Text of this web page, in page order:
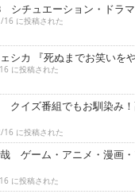
シチュエーション・ドラ
に投稿された
シカ 『死ぬまでお笑いを
に投稿された
クイズ番組でもお馴染み
に投稿された
ゲーム・アニメ・漫画・
に投稿された